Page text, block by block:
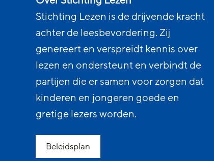
Stichting Lezen is de drijvende kracht
achter de leesbevordering. Zij
genereert en verspreidt kennis over
lezen en ondersteunt en verbindt de
partijen die er samen voor zorgen dat
kinderen en jongeren goede en
gretige lezers worden.
Beleidsplan